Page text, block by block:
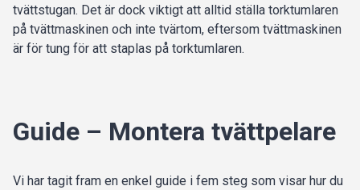
tvättstugan. Det är dock viktigt att alltid ställa torktumlaren
på tvättmaskinen och inte tvärtom, eftersom tvättmaskinen
är för tung för att staplas på torktumlaren.
Guide – Montera tvättpelare
Vi har tagit fram en enkel guide i fem steg som visar hur du